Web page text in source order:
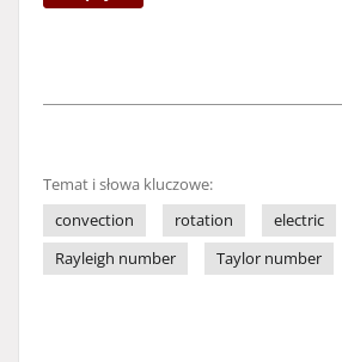
Temat i słowa kluczowe:
convection
rotation
electric
Rayleigh number
Taylor number